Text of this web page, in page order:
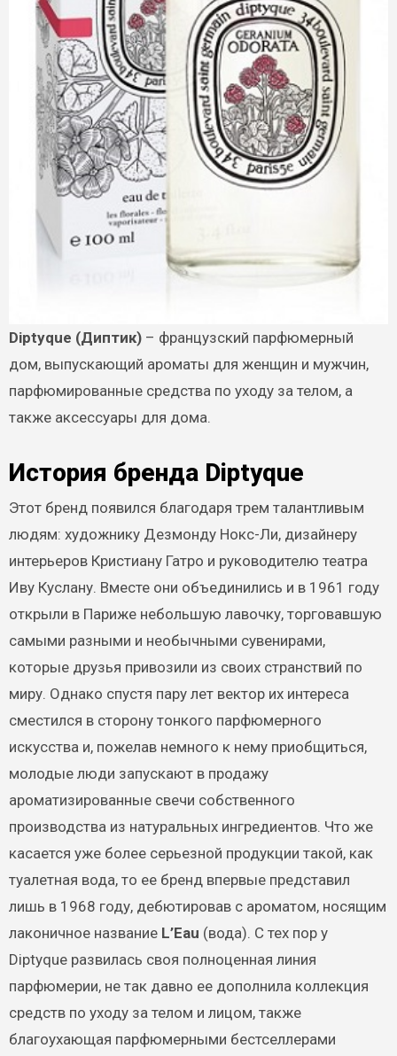
Diptyque (Диптик)– французский парфюмерный
дом, выпускающий ароматы для женщин и мужчин,
парфюмированные средства по уходу за телом, а
также аксессуары для дома.
История бренда Diptyque
Этот бренд появился благодаря трем талантливым
людям: художнику Дезмонду Нокс-Ли, дизайнеру
интерьеров Кристиану Гатро и руководителю театра
Иву Куслану. Вместе они объединились и в 1961 году
открыли в Париже небольшую лавочку, торговавшую
самыми разными и необычными сувенирами,
которые друзья привозили из своих странствий по
миру. Однако спустя пару лет вектор их интереса
сместился в сторону тонкого парфюмерного
искусства и, пожелав немного к нему приобщиться,
молодые люди запускают в продажу
ароматизированные свечи собственного
производства из натуральных ингредиентов. Что же
касается уже более серьезной продукции такой, как
туалетная вода, то ее бренд впервые представил
лишь в 1968 году, дебютировав с ароматом, носящим
лаконичное название L’Eau (вода). С тех пор у
Diptyque развилась своя полноценная линия
парфюмерии, не так давно ее дополнила коллекция
средств по уходу за телом и лицом, также
благоухающая парфюмерными бестселлерами